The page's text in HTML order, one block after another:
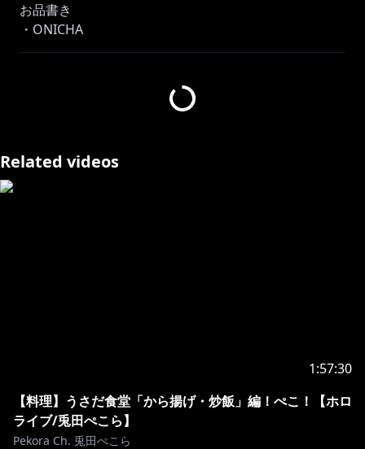
お品書き
・ONICHA
・プリングルスチョコ
・ケンタッキー炊き込みご飯
▷メンバーシップはじめました！！
Related videos
1:57:30
【料理】うさだ食堂「から揚げ・炒飯」編！ぺこ！【ホロ
ライブ/兎田ぺこら】
Pekora Ch. 兎田ぺこら